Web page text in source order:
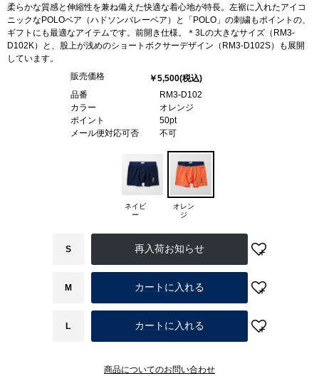
柔らかな質感と伸縮性を兼ね備えた快適な着心地が特長。左裾に入れたアイコ
ニックなPOLOベア（ハドソンバレーベア）と「POLO」の刺繍もポイントの、
ギフトにも最適なアイテムです。前開き仕様。＊3Lの大きなサイズ（RM3-
D102K）と、股上が浅めのショートボクサーデザイン（RM3-D102S）も展開
しています。
販売価格
￥5,500(税込)
品番
RM3-D102
カラー
オレンジ
ポイント
50pt
メール便対応可否
不可
ネイビ
ー
オレン
ジ
S
M カートに入れる
L カートに入れる
商品についてのお問い合わせ